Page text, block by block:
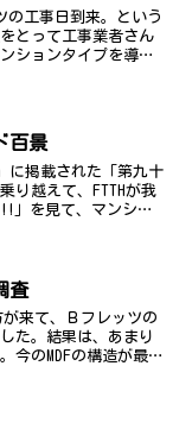
の工事日到来。という
とって工事業者さん
ションタイプを導入
百景
に掲載された「第九十
り越えて、FTTHが我
」を見て、マンショ
査
が来て、Ｂフレッツの
た。結果は、あまり
今のMDFの構造が最低